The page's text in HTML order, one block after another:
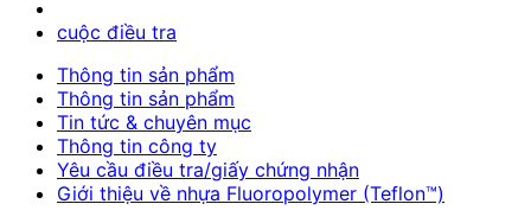
cuộc điều tra
Thông tin sản phẩm
Thông tin sản phẩm
Tin tức & chuyên mục
Thông tin công ty
Yêu cầu điều tra/giấy chứng nhận
Giới thiệu về nhựa Fluoropolymer (Teflon™)